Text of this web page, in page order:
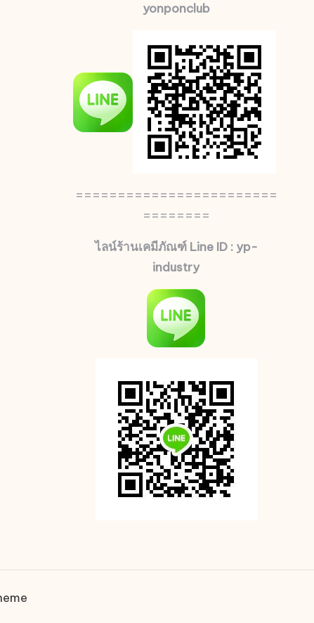
yonponclub
========================
========
ไลน์ร้านเคมีภัณฑ์ Line ID : yp-
industry